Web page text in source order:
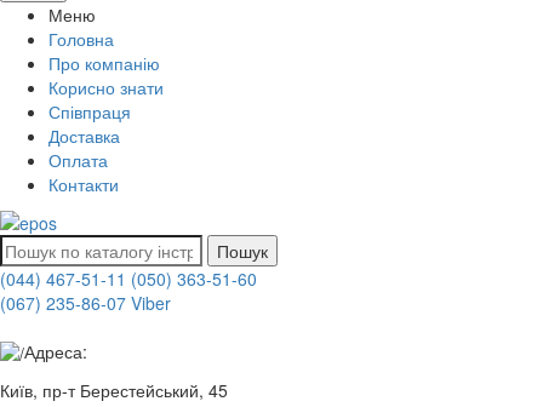
Меню
Головна
Про компанію
Корисно знати
Співпраця
Доставка
Оплата
Контакти
Пошук
(044) 467-51-11 (050) 363-51-60
(067) 235-86-07 Viber
Адреса:
Київ, пр-т Берестейський, 45